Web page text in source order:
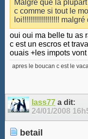
Malgré que la
c comme si tout le
loi!!!!!!!!!!!!!!!!!!!
oui oui ma belle tu as
c est un escros et
ouais +les impots vont
apres le boucan c est le
lass77 a dit:
24/01/2008
betail